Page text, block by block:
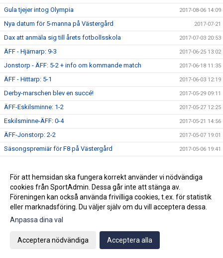
Gula tjejer intog Olympia 2017-08-06 14:09
Nya datum för 5-manna på Västergård 2017-07-21
Dax att anmäla sig till årets fotbollsskola 2017-07-03 20:53
ÄFF - Hjärnarp: 9-3 2017-06-25 13:02
Jonstorp - ÄFF: 5-2 + info om kommande match 2017-06-18 11:35
ÄFF - Hittarp: 5-1 2017-06-03 12:19
Derby-marschen blev en succé! 2017-05-29 09:11
ÄFF-Eskilsminne: 1-2 2017-05-27 12:25
Eskilsminne-ÄFF: 0-4 2017-05-21 14:56
ÄFF-Jonstorp: 2-2 2017-05-07 19:01
Säsongspremiär för F8 på Västergård 2017-05-06 19:41
Inställd Träning - Lördag 29/4 2017-04-27 12:40
Premiärmatch för F9: Hittarp-ÄFF 0-2 2017-04-23 11:15
Gå till Webbversion
För att hemsidan ska fungera korrekt använder vi nödvändiga
cookies från SportAdmin. Dessa går inte att stänga av.
Föreningen kan också använda frivilliga cookies, t.ex. för statistik
eller marknadsföring. Du väljer själv om du vill acceptera dessa.
Anpassa dina val
Acceptera nödvändiga Acceptera alla